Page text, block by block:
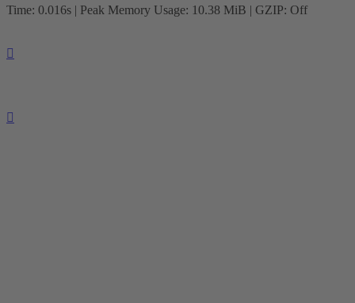
Time: 0.016s | Peak Memory Usage: 10.38 MiB | GZIP: Off